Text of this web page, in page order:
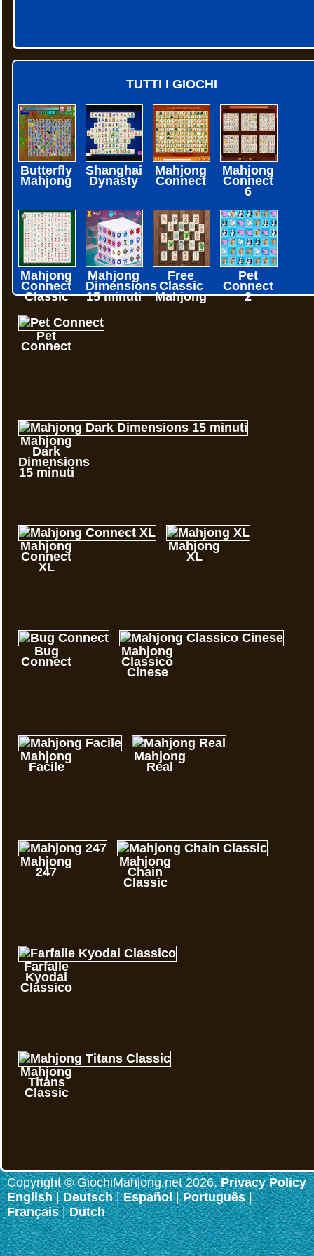
TUTTI I GIOCHI
Butterfly
Mahjong
Shanghai
Dynasty
Mahjong
Connect
Mahjong
Connect
6
Mahjong
Connect
Classic
Mahjong
Dimensions
15 minuti
Free
Classic
Mahjong
Pet
Connect
2
Pet
Connect
Mahjong
Dark
Dimensions
15 minuti
Mahjong
Connect
XL
Mahjong
XL
Bug
Connect
Mahjong
Classico
Cinese
Mahjong
Facile
Mahjong
Real
Mahjong
247
Mahjong
Chain
Classic
Farfalle
Kyodai
Classico
Mahjong
Titans
Classic
Copyright © GiochiMahjong.net 2026.Privacy Policy
English|Deutsch|Español|Português|
Français|Dutch